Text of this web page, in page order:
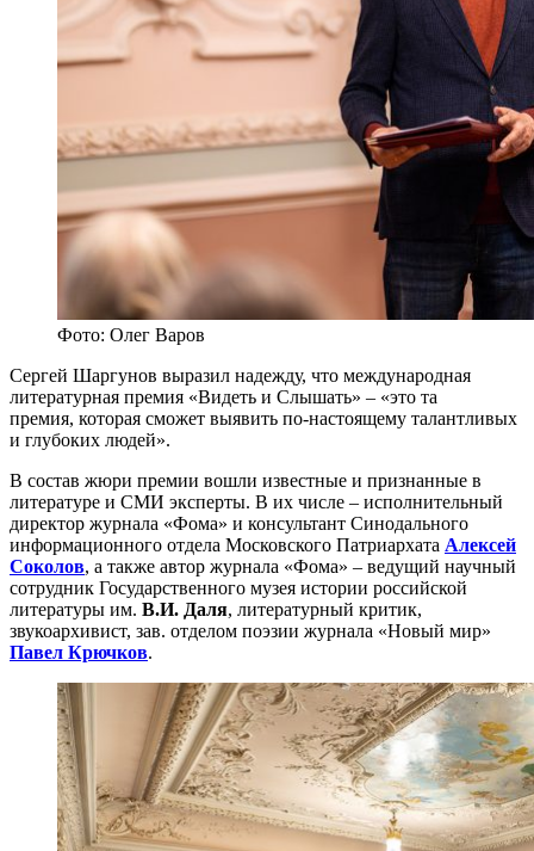
Фото: Олег Варов
Сергей Шаргунов выразил надежду, что международная
литературная премия «Видеть и Слышать» – «это та
премия, которая сможет выявить по-настоящему талантливых
и глубоких людей».
В состав жюри премии вошли известные и признанные в
литературе и СМИ эксперты. В их числе – исполнительный
директор журнала «Фома» и консультант Синодального
информационного отдела Московского Патриархата Алексей
Соколов, а также автор журнала «Фома» – ведущий научный
сотрудник Государственного музея истории российской
литературы им. В.И. Даля, литературный критик,
звукоархивист, зав. отделом поэзии журнала «Новый мир»
Павел Крючков.